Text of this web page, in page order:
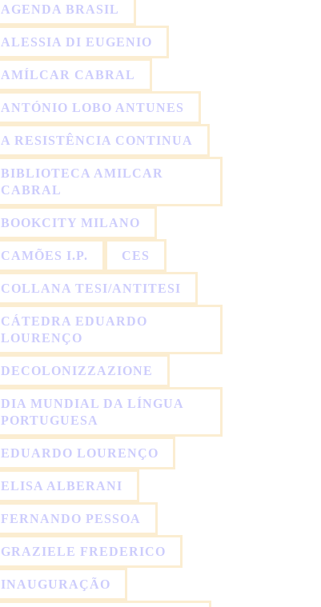
AGENDA BRASIL
ALESSIA DI EUGENIO
AMÍLCAR CABRAL
ANTÓNIO LOBO ANTUNES
A RESISTÊNCIA CONTINUA
BIBLIOTECA AMILCAR
CABRAL
BOOKCITY MILANO
CAMÕES I.P. CES
COLLANA TESI/ANTITESI
CÁTEDRA EDUARDO
LOURENÇO
DECOLONIZZAZIONE
DIA MUNDIAL DA LÍNGUA
PORTUGUESA
EDUARDO LOURENÇO
ELISA ALBERANI
FERNANDO PESSOA
GRAZIELE FREDERICO
INAUGURAÇÃO